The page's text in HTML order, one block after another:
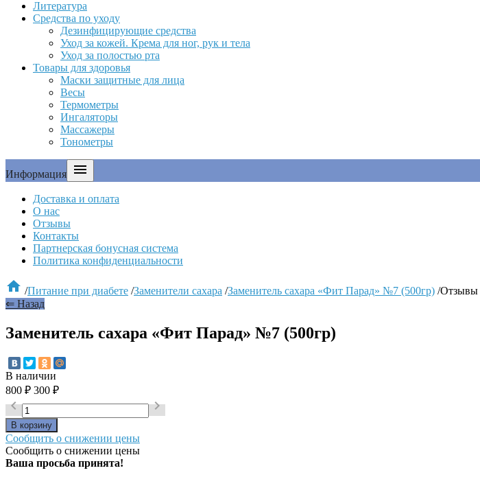
Литература
Средства по уходу
Дезинфицирующие средства
Уход за кожей. Крема для ног, рук и тела
Уход за полостью рта
Товары для здоровья
Маски защитные для лица
Весы
Термометры
Ингаляторы
Массажеры
Тонометры
Информация 
Доставка и оплата
О нас
Отзывы
Контакты
Партнерская бонусная система
Политика конфиденциальности
 /Питание при диабете /Заменители сахара /Заменитель сахара «Фит Парад» №7 (500гр) /Отзывы
⇐ Назад
Заменитель сахара «Фит Парад» №7 (500гр)
В наличии
800 ₽ 300 ₽
 
Сообщить о снижении цены
Сообщить о снижении цены
Ваша просьба принята!